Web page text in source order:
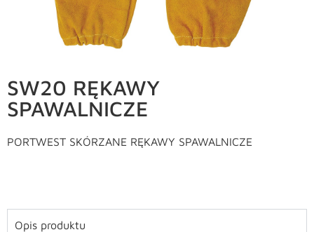
SW20 RĘKAWY
SPAWALNICZE
PORTWEST SKÓRZANE RĘKAWY SPAWALNICZE
Opis produktu